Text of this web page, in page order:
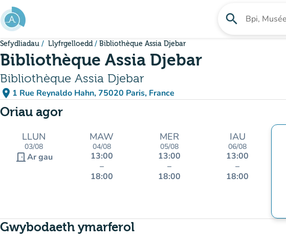
Mynd i'r prif gynnwys
search Chwilio
Sefydliadau Llyfrgelloedd Bibliothèque Assia Djebar
Bibliothèque Assia Djebar
Bibliothèque Assia Djebar
place 1 Rue Reynaldo Hahn, 75020 Paris, France
(agor yn Google Maps)
(tab newydd)
Oriau agor
LLUN
03/08
door_frontAr gau
MAW
04/08
13:00
–
18:00
MER
05/08
13:00
–
18:00
IAU
06/08
13:00
–
18:00
Gwybodaeth ymarferol